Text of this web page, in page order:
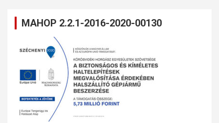
MAHOP 2.2.1-2016-2020-00130